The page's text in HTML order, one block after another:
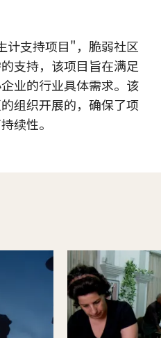
计支持项目"，脆弱社区
支持，该项目旨在满足
业的行业具体需求。该
组织开展的，确保了项
续性。